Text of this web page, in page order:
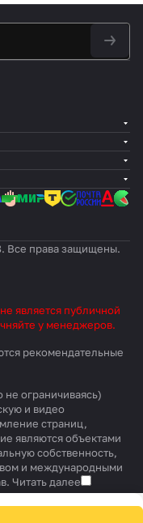
Все права защищены.
является публичной
у менеджеров.
рекомендательные
ограничиваясь)
и видео
страниц,
являются объектами
собственность,
и международными
Читать далее